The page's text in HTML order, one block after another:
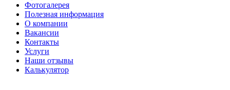
Фотогалерея
Полезная информация
О компании
Вакансии
Контакты
Услуги
Наши отзывы
Калькулятор